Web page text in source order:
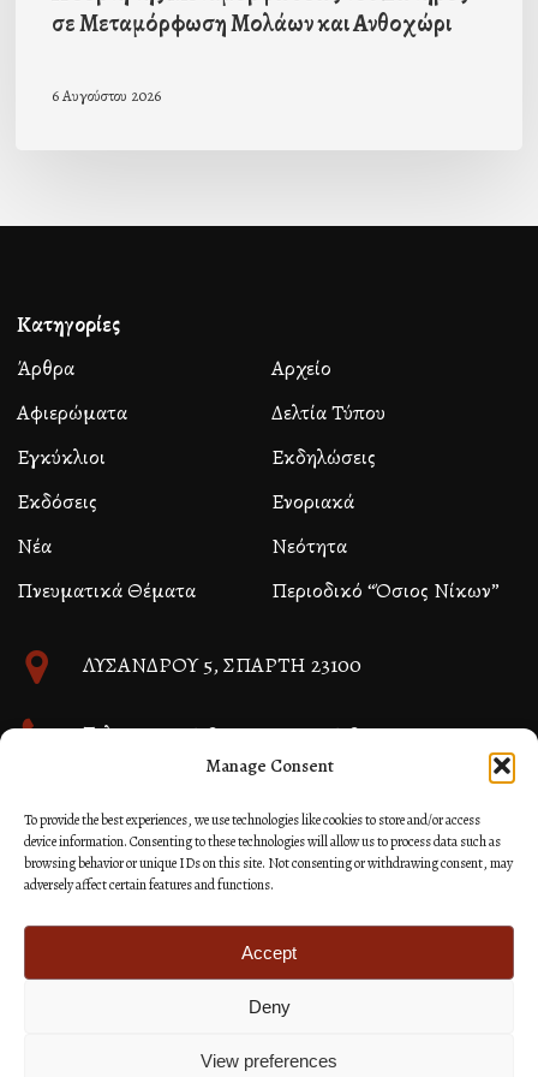
Manage Consent
To provide the best experiences, we use technologies like cookies to store and/or access
device information. Consenting to these technologies will allow us to process data such as
browsing behavior or unique IDs on this site. Not consenting or withdrawing consent, may
adversely affect certain features and functions.
Accept
Deny
View preferences
σε Μεταμόρφωση Μολάων και Ανθοχώρι
6 Αυγούστου 2026
Κατηγορίες
Άρθρα
Αρχείο
Αφιερώματα
Δελτία Τύπου
Εγκύκλιοι
Εκδηλώσεις
Εκδόσεις
Ενοριακά
Νέα
Νεότητα
Πνευματικά Θέματα
Περιοδικό “Όσιος Νίκων”
ΛΥΣΑΝΔΡΟΥ 5, ΣΠΑΡΤΗ 23100
Τηλ. 27310 26580 και 27310 26581
Κατασκευή Ιστοσελίδων Site as you GO: Falcon από
Hellenic Technologies